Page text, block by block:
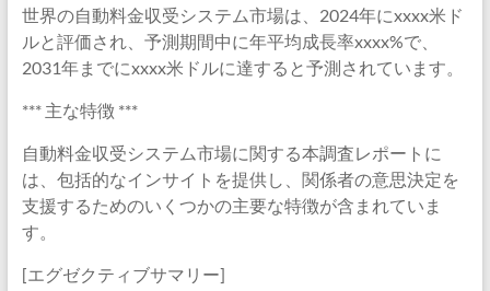
世界の自動料金収受システム市場は、2024年にxxxx米ド
ルと評価され、予測期間中に年平均成長率xxxx%で、
2031年までにxxxx米ドルに達すると予測されています。
*** 主な特徴 ***
自動料金収受システム市場に関する本調査レポートに
は、包括的なインサイトを提供し、関係者の意思決定を
支援するためのいくつかの主要な特徴が含まれていま
す。
[エグゼクティブサマリー]